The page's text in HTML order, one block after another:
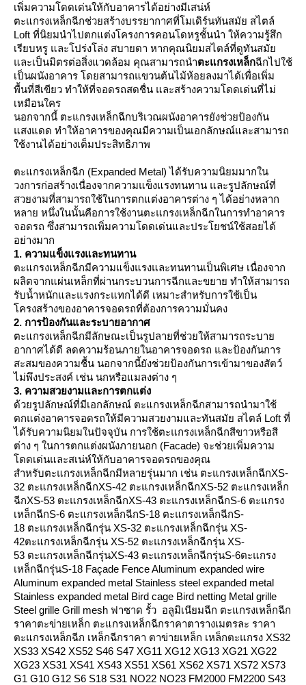
เพิ่มความโดดเด่นให้กับอาคารได้อย่างมีเสน่ห์
ตะแกรงเหล็กฉีกช่วยสร้างบรรยากาศที่โมเดิร์นทันสมัย สไตล์
Loft ที่นิยมนำไปตกแต่งโครงการคอนโดหรูชั้นนำ ให้ความรู้สึก
เรียบหรู และโปร่งโล่ง สบายตา หากคุณนิยมสไตล์ที่ดูทันสมั
ละเป็นมิตรต่อสิ่งแวดล้อม คุณสามารถนำตะแกรงเหล็กฉีกไปใช้
เป็นผนังอาคาร โดยสามารถแขวนต้นไม้ห้อยลงมาได้เพื่อเพิ่ม
พื้นที่สีเขียว ทำให้ที่จอดรถสดชื่น และสร้างความโดดเด่นที่ไม่
เหมือนใคร
นอกจากนี้ ตะแกรงเหล็กฉีกบริเวณผนังอาคารยังช่วยป้องกัน
สงแดด ทำให้อาคารของคุณมีความเป็นเอกลักษณ์และสามารถ
ช้งานได้อย่างเต็มประสิทธิภาพ
ตะแกรงเหล็กฉีก (Expanded Metal) ได้รับความนิยมมากใน
วงการก่อสร้างเนื่องจากความแข็งแรงทนทาน และรูปลักษณ์ที่
สวยงามที่สามารถใช้ในการตกแต่งอาคารต่าง ๆ ได้อย่างหลาก
หลาย หนึ่งในนั้นคือการใช้งานตะแกรงเหล็กฉีกในการทำอาคาร
จอดรถ ซึ่งสามารถเพิ่มความโดดเด่นและประโยชน์ใช้สอยได้
อย่างมาก
1. ความแข็งแรงและทนทาน
ตะแกรงเหล็กฉีกมีความแข็งแรงและทนทานเป็นพิเศษ เนื่องจาก
ผลิตจากแผ่นเหล็กที่ผ่านกระบวนการฉีกและขยาย ทำให้สามารถ
รับน้ำหนักและแรงกระแทกได้ดี เหมาะสำหรับการใช้เป็น
ครงสร้างของอาคารจอดรถที่ต้องการความมั่นคง
2. การป้องกันและระบายอากาศ
ตะแกรงเหล็กฉีกมีลักษณะเป็นรูปลายที่ช่วยให้สามารถระบา
อากาศได้ดี ลดความร้อนภายในอาคารจอดรถ และป้องกันการ
สะสมของความชื้น นอกจากนี้ยังช่วยป้องกันการเข้ามาของสัตว์
ไม่พึงประสงค์ เช่น นกหรือแมลงต่าง ๆ
3. ความสวยงามและการตกแต่ง
ด้วยรูปลักษณ์ที่มีเอกลักษณ์ ตะแกรงเหล็กฉีกสามารถนำมาใช้
ตกแต่งอาคารจอดรถให้มีความสวยงามและทันสมัย สไตล์ Loft ที่
ได้รับความนิยมในปัจจุบัน การใช้ตะแกรงเหล็กฉีกสีขาวหรือสี
ต่าง ๆ ในการตกแต่งผนังภายนอก (Facade) จะช่วยเพิ่มความ
ดดเด่นและสเน่ห์ให้กับอาคารจอดรถของคุณ
สำหรับตะแกรงเหล็กฉีกมีหลายรุ่นมาก เช่น ตะแกรงเหล็กฉีกXS-
32 ตะแกรงเหล็กฉีกXS-42 ตะแกรงเหล็กฉีกXS-52 ตะแกรงเหล็ก
ฉีกXS-53 ตะแกรงเหล็กฉีกXS-43 ตะแกรงเหล็กฉีกS-6 ตะแกรง
เหล็กฉีกS-6 ตะแกรงเหล็กฉีกS-18 ตะแกรงเหล็กฉีกS-
18 ตะแกรงเหล็กฉีกรุ่น XS-32 ตะแกรงเหล็กฉีกรุ่น XS-
42ตะแกรงเหล็กฉีกรุ่น XS-52 ตะแกรงเหล็กฉีกรุ่น XS-
53 ตะแกรงเหล็กฉีกรุ่นXS-43 ตะแกรงเหล็กฉีกรุ่นS-6ตะแกรง
เหล็กฉีกรุ่นS-18 Façade Fence Aluminum expanded wire
Aluminum expanded metal Stainless steel expanded metal
Stainless expanded metal Bird cage Bird netting Metal grille
Steel grille Grill mesh ฟาซาด รั้ว อลูมิเนียมฉีก ตะแกรงเหล็กฉีก
ราคาตะข่ายเหล็ก ตะแกรงเหล็กฉีกราคาตารางเมตรละ ราคา
ตะแกรงเหล็กฉีก เหล็กฉีกราคา ตาข่ายเหล็ก เหล็กตะแกรง XS32
XS33 XS42 XS52 S46 S47 XG11 XG12 XG13 XG21 XG22
XG23 XS31 XS41 XS43 XS51 XS61 XS62 XS71 XS72 XS73
G1 G10 G12 S6 S18 S31 NO22 NO23 FM2000 FM2200 S43